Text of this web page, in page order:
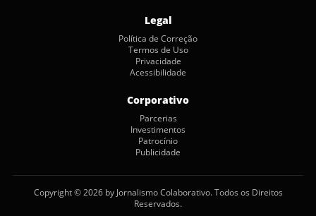
Legal
Política de Correção
Termos de Uso
Privacidade
Acessibilidade
Corporativo
Parcerias
Investimentos
Patrocínio
Publicidade
Copyright © 2026 by Jornalismo Colaborativo. Todos os Direitos
Reservados.